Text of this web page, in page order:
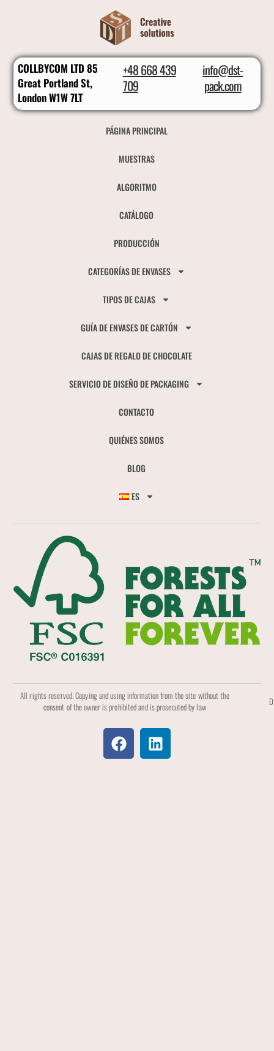
COLLBYCOM LTD 85
Great Portland St,
London W1W 7LT
+48 668 439
709
info@dst-
pack.com
PÁGINA PRINCIPAL
MUESTRAS
ALGORITMO
CATÁLOGO
PRODUCCIÓN
CATEGORÍAS DE ENVASES
TIPOS DE CAJAS
GUÍA DE ENVASES DE CARTÓN
CAJAS DE REGALO DE CHOCOLATE
SERVICIO DE DISEÑO DE PACKAGING
CONTACTO
QUIÉNES SOMOS
BLOG
ES
All rights reserved. Copying and using information from the site without the
consent of the owner is prohibited and is prosecuted by law